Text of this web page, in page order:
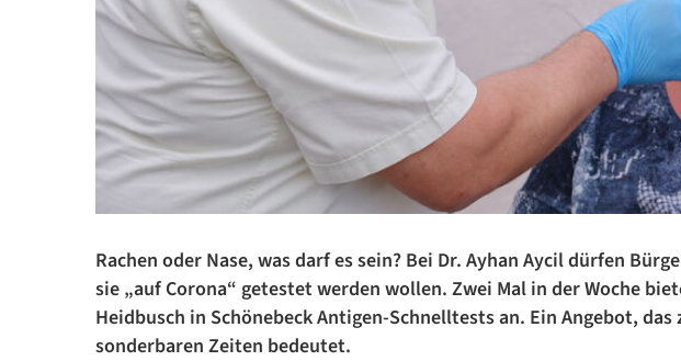
Rachen oder Nase, was darf es sein? Bei Dr. Ayhan Aycil dürfen
sie „auf Corona“ getestet werden wollen. Zwei Mal in der Woche
Heidbusch in Schönebeck Antigen-Schnelltests an. Ein Angebot,
sonderbaren Zeiten bedeutet.